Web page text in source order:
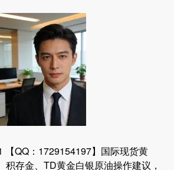
【QQ：1729154197】国际现货黄
积存金、TD黄金白银原油操作建议，